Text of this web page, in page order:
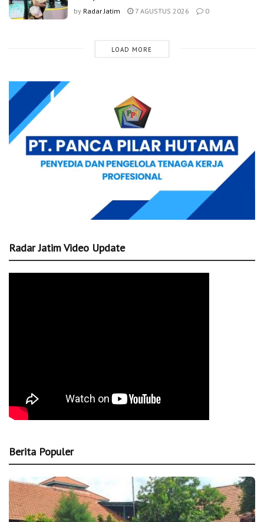
by Radar Jatim 7 AGUSTUS 2026 0
LOAD MORE
Radar Jatim Video Update
Berita Populer